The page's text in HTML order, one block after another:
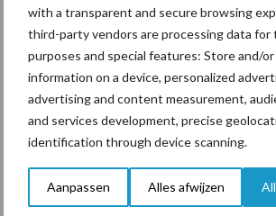
with a transparent and secure browsing
third-party vendors are processing data for
purposes and special features: Store and/or
information on a device, personalized
advertising and content measurement,
and services development, precise
identification through device scanning.
Aanpassen Alles afwijzen
hij ook bijna al zijn tijd voor nodig. De
papa was altijd achter.’
Ard ziet zelf ook dat hij minder onder
er af. Anderen zeggen dat ze me een stuk
lichamelijk voel ik me ook fitter. Zowel het
hebben hier profijt van. In het verleden was ik
in het voorhuis.’